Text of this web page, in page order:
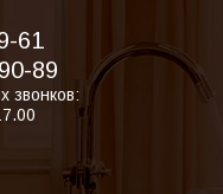
61
89
звонков: